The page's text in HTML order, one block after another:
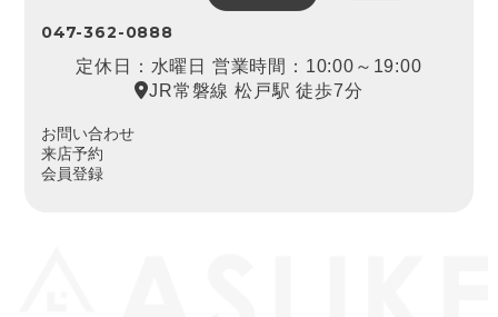
047-362-0888
定休日：水曜日 営業時間：10:00～19:00
JR常磐線 松戸駅 徒歩7分
お問い合わせ
来店予約
会員登録